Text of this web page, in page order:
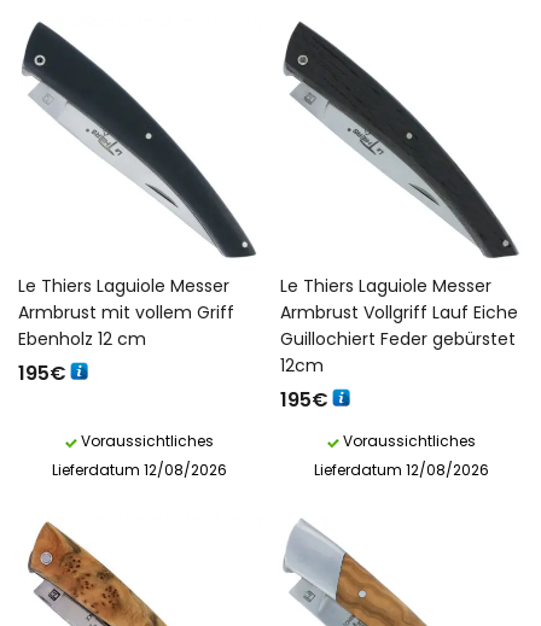
Le Thiers Laguiole Messer
Armbrust mit vollem Griff
Ebenholz 12 cm
195€
Voraussichtliches
Lieferdatum 12/08/2026
Le Thiers Laguiole Messer
Armbrust Vollgriff Lauf Eiche
Guillochiert Feder gebürstet
12cm
195€
Voraussichtliches
Lieferdatum 12/08/2026